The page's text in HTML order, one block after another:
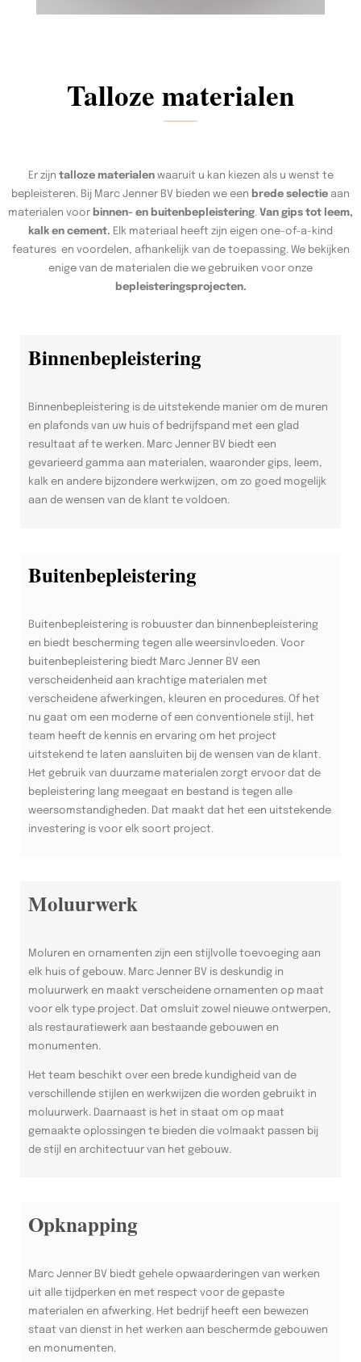
Talloze materialen
Er zijn talloze materialenwaaruit u kan kiezen als u wenst te
bepleisteren. Bij Marc Jenner BV bieden we een brede selectie aan
materialen voor binnen- en buitenbepleistering. Van gips tot leem,
kalk en cement. Elk materiaal heeft zijn eigen one-of-a-kind
features en voordelen, afhankelijk van de toepassing. We bekijken
enige van de materialen die we gebruiken voor onze
bepleisteringsprojecten.
Binnenbepleistering
Binnenbepleistering is de uitstekende manier om de muren
en plafonds van uw huis of bedrijfspand met een glad
resultaat af te werken. Marc Jenner BV biedt een
gevarieerd gamma aan materialen, waaronder gips, leem,
kalk en andere bijzondere werkwijzen, om zo goed mogelijk
aan de wensen van de klant te voldoen.
Buitenbepleistering
Buitenbepleistering is robuuster dan binnenbepleistering
en biedt bescherming tegen alle weersinvloeden. Voor
buitenbepleistering biedt Marc Jenner BV een
verscheidenheid aan krachtige materialen met
verscheidene afwerkingen, kleuren en procedures. Of het
nu gaat om een moderne of een conventionele stijl, het
team heeft de kennis en ervaring om het project
uitstekend te laten aansluiten bij de wensen van de klant.
Het gebruik van duurzame materialen zorgt ervoor dat de
bepleistering lang meegaat en bestand is tegen alle
weersomstandigheden. Dat maakt dat het een uitstekende
investering is voor elk soort project.
Moluurwerk
Moluren en ornamenten zijn een stijlvolle toevoeging aan
elk huis of gebouw. Marc Jenner BV is deskundig in
moluurwerk en maakt verscheidene ornamenten op maat
voor elk type project. Dat omsluit zowel nieuwe ontwerpen,
als restauratiewerk aan bestaande gebouwen en
monumenten.
Het team beschikt over een brede kundigheid van de
verschillende stijlen en werkwijzen die worden gebruikt in
moluurwerk. Daarnaast is het in staat om op maat
gemaakte oplossingen te bieden die volmaakt passen bij
de stijl en architectuur van het gebouw.
Opknapping
Marc Jenner BV biedt gehele opwaarderingen van werken
uit alle tijdperken en met respect voor de gepaste
materialen en afwerking. Het bedrijf heeft een bewezen
staat van dienst in het werken aan beschermde gebouwen
en monumenten.